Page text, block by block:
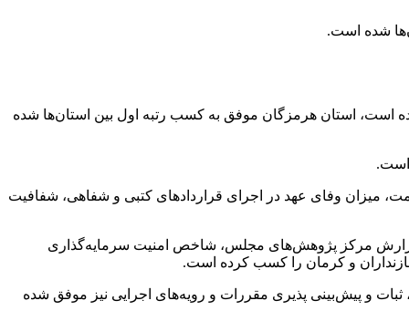
شده است.
استان هرمزگان موفق به کسب رتبه اول بین استان‌ها شده
میزان وفای عهد در اجرای قراردادهای کتبی و شفاهی، شفافیت
سوم کشوری بوده، عنوان‌کرد: بر اساس گزارش مرکز پژوهش‌های مجلس، شاخص امنیت سرمایه‌گذاری
بوده و در نماگر شفافیت و سلامت اداری، ثبات و پیش‌بینی پذیری مقررات و رویه‌های اجرایی نیز موفق شده